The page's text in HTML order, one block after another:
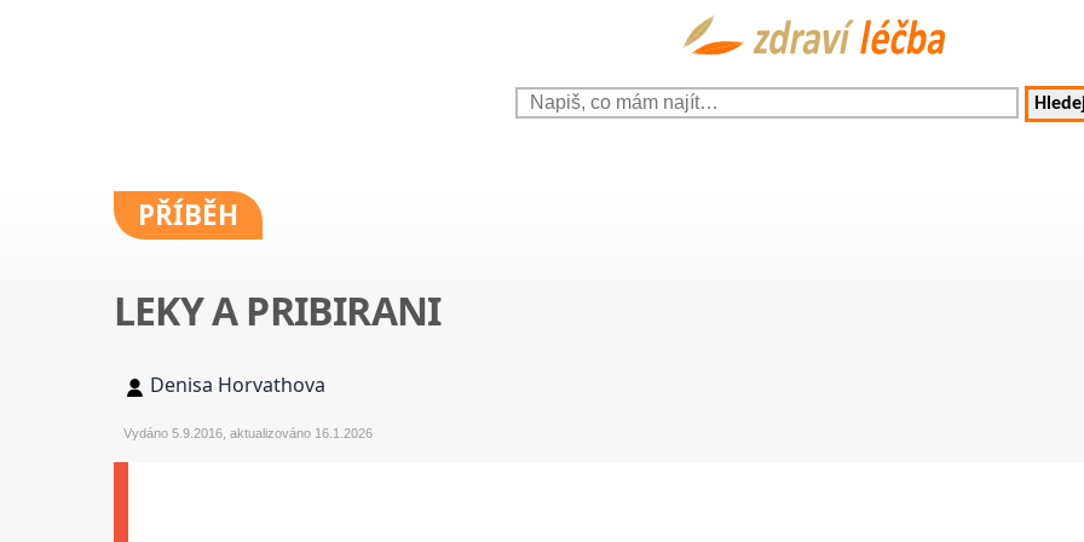
PŘÍBĚH
LEKY A PRIBIRANI
Denisa Horvathova
Vydáno 5.9.2016, aktualizováno 16.1.2026